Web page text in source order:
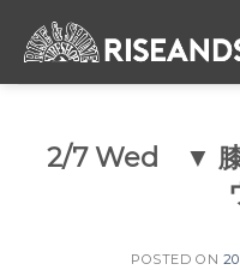
2/7 Wed ▼ 膝
POSTED ON